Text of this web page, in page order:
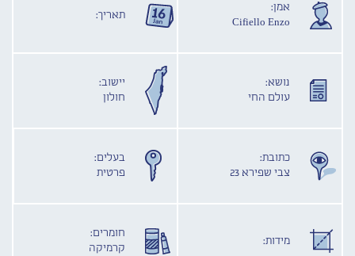
אמן:
Cifiello Enzo
תאריך:
נושא:
עולם החי
יישוב:
חולון
כתובת:
צבי שפירא 23
בעלים:
פרטית
מידות:
חומרים:
קרמיקה